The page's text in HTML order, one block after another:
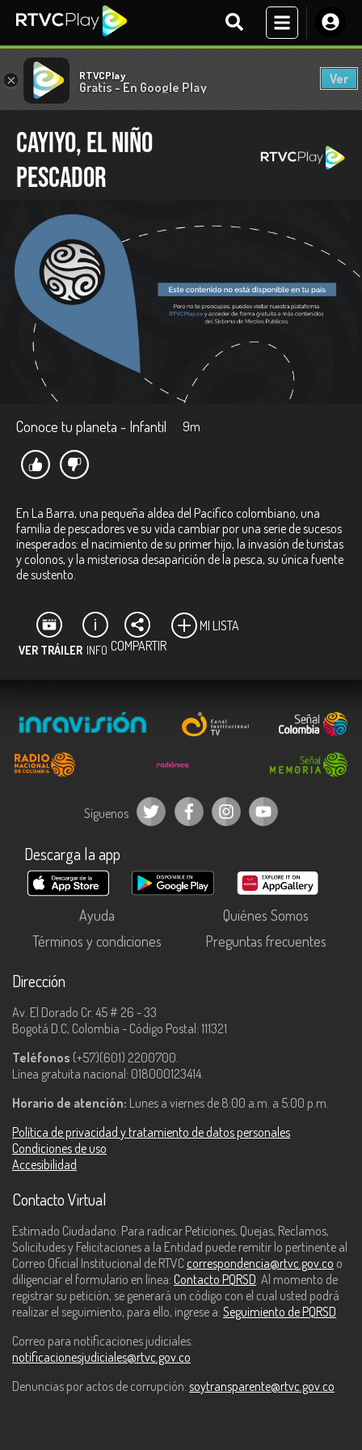
× RTVCPlay
Gratis - En Google Play
Ver
Cayiyo, el niño
pescador
Conoce tu planeta - Infantil 9m
En La Barra, una pequeña aldea del Pacífico colombiano, una
familia de pescadores ve su vida cambiar por una serie de sucesos
inesperados: el nacimiento de su primer hijo, la invasión de turistas
y colonos, y la misteriosa desaparición de la pesca, su única fuente
de sustento.
VER TRÁILER INFO COMPARTIR
MI LISTA
Directores: Ernesto Díaz Ruiz.
Productor:Ernesto Díaz Ruiz.
Duración:
9 minutos.
Año:
Grabación de diálogos y mezcla:Daniela D. Achiardi García.
Ernesto Díaz Ruiz.
Dirección de animación:
Diseño de sonido:
Música:Pascual Caicedo Sinisterra.
Síguenos
Descarga la app
Ayuda
Quiénes Somos
Términos y condiciones
Preguntas frecuentes
Dirección
Av. El Dorado Cr. 45 # 26 - 33
Bogotá D.C, Colombia - Código Postal: 111321
Teléfonos (+57)(601) 2200700.
Línea gratuita nacional: 018000123414.
Horario de atención: Lunes a viernes de 8:00 a.m. a 5:00 p.m.
Política de privacidad y tratamiento de datos personales
Condiciones de uso
Accesibilidad
Contacto Virtual
Estimado Ciudadano: Para radicar Peticiones, Quejas, Reclamos,
Solicitudes y Felicitaciones a la Entidad puede remitir lo pertinente al
Correo Oficial Institucional de RTVC correspondencia@rtvc.gov.co o
diligenciar el formulario en línea: Contacto PQRSD. Al momento de
registrar su petición, se generará un código con el cual usted podrá
realizar el seguimiento, para ello, ingrese a: Seguimiento de PQRSD
Correo para notificaciones judiciales:
notificacionesjudiciales@rtvc.gov.co
Denuncias por actos de corrupción: soytransparente@rtvc.gov.co